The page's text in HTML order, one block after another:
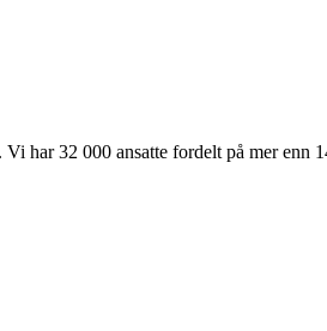
har 32 000 ansatte fordelt på mer enn